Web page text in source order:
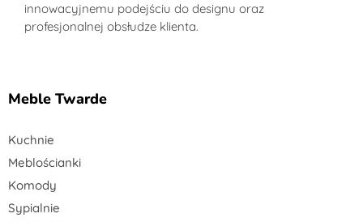
innowacyjnemu podejściu do designu oraz
profesjonalnej obsłudze klienta.
Meble Twarde
Kuchnie
Meblościanki
Komody
Sypialnie